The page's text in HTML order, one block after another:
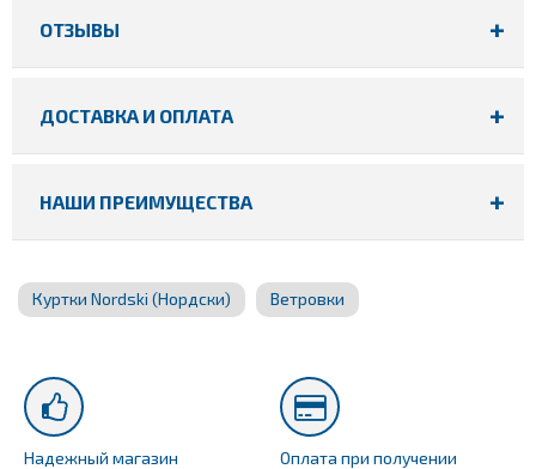
ОТЗЫВЫ
ДОСТАВКА И ОПЛАТА
НАШИ ПРЕИМУЩЕСТВА
Куртки Nordski (Нордски) Ветровки
Надежный магазин
Оплата при получении